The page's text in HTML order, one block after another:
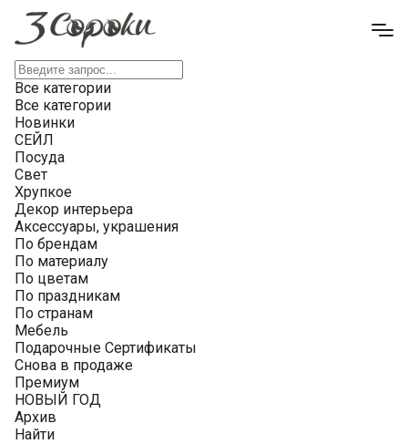
Все категории
Все категории
Новинки
СЕЙЛ
Посуда
Свет
Хрупкое
Декор интерьера
Аксессуары, украшения
По брендам
По материалу
По цветам
По праздникам
По странам
Мебель
Подарочные Сертификаты
Снова в продаже
Премиум
НОВЫЙ ГОД
Архив
Найти